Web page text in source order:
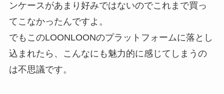
ンケースがあまり好みではないのでこれまで買っ
てこなかったんですよ。
でもこのLOONLOONのプラットフォームに落とし
込まれたら、こんなにも魅力的に感じてしまうの
は不思議です。